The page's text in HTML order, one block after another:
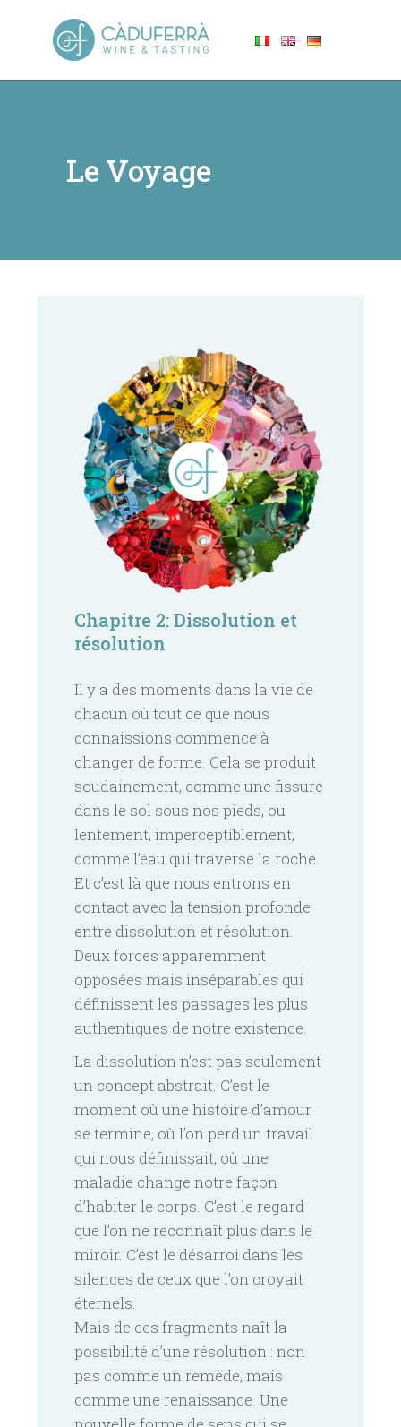
Le Voyage
Chapitre 2: Dissolution et
résolution
Il y a des moments dans la vie de
chacun où tout ce que nous
connaissions commence à
changer de forme. Cela se produit
soudainement, comme une fissure
dans le sol sous nos pieds, ou
lentement, imperceptiblement,
comme l’eau qui traverse la roche.
Et c’est là que nous entrons en
contact avec la tension profonde
entre dissolution et résolution.
Deux forces apparemment
opposées mais inséparables qui
définissent les passages les plus
authentiques de notre existence.
La dissolution n’est pas seulement
un concept abstrait. C’est le
moment où une histoire d’amour
se termine, où l’on perd un travail
qui nous définissait, où une
maladie change notre façon
d’habiter le corps. C’est le regard
que l’on ne reconnaît plus dans le
miroir. C’est le désarroi dans les
silences de ceux que l’on croyait
éternels.
Mais de ces fragments naît la
possibilité d’une résolution : non
pas comme un remède, mais
comme une renaissance. Une